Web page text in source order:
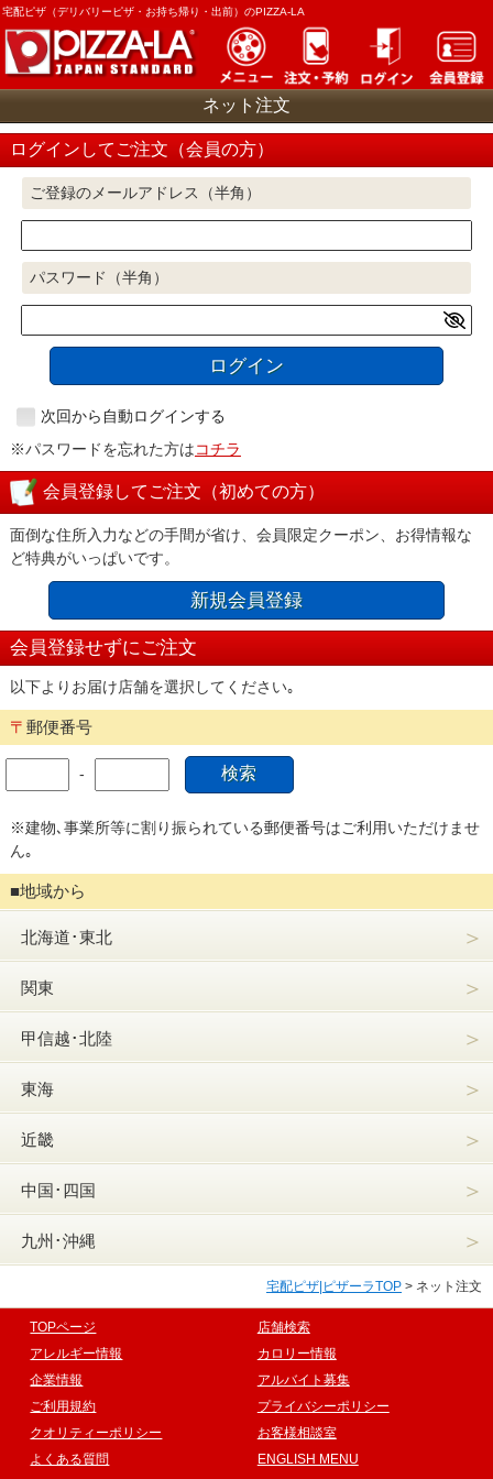
宅配ピザ（デリバリーピザ・お持ち帰り・出前）のPIZZA-LA
ネット注文
ログインしてご注文（会員の方）
ご登録のメールアドレス（半角）
パスワード（半角）
ログイン
次回から自動ログインする
※パスワードを忘れた方はコチラ
会員登録してご注文（初めての方）
面倒な住所入力などの手間が省け、会員限定クーポン、お得情報な
ど特典がいっぱいです。
新規会員登録
会員登録せずにご注文
以下よりお届け店舗を選択してください｡
〒 郵便番号
-
※建物､事業所等に割り振られている郵便番号はご利用いただけませ
ん｡
■地域から
北海道･東北 ＞
関東 ＞
甲信越･北陸 ＞
東海 ＞
近畿 ＞
中国･四国 ＞
九州･沖縄 ＞
宅配ピザ|ピザーラTOP > ネット注文
TOPページ
店舗検索
アレルギー情報
カロリー情報
企業情報
アルバイト募集
ご利用規約
プライバシーポリシー
クオリティーポリシー
お客様相談室
よくある質問
ENGLISH MENU